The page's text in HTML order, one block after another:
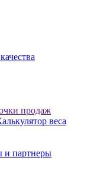
продаж
веса
и партнеры